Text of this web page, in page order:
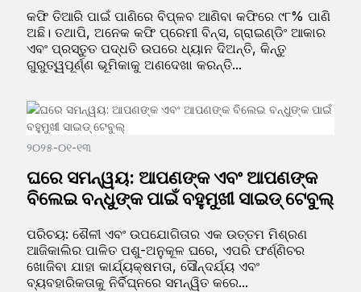
କଫି ତିଆରି ପାଇଁ ପାଣିରେ ବିପ୍ଳବ ଆଣିବା କଫିରେ ୯୮% ପାଣି
ଅଛି। ତଥାପି, ଅନେକ କଫି ପ୍ରେମୀ ବିନ୍ସ, ଗ୍ରାଇଣ୍ଡିଂ ଆକାର
ଏବଂ ପ୍ରସ୍ତୁତ ପଦ୍ଧତି ଉପରେ ଧ୍ୟାନ ଦିଅନ୍ତି, କିନ୍ତୁ
ଗୁରୁତ୍ୱପୂର୍ଣ୍ଣ ଭୂମିକାକୁ ଅଣଦେଖା କରନ୍ତି...
୨୦୨୫-୦୧-୧୩
ଘରେ ସମନ୍ୱୟ: ଆପଣଙ୍କ ଏବଂ ଆପଣଙ୍କ
ବିଲେଇ ବନ୍ଧୁଙ୍କ ପାଇଁ ବହୁମୁଖୀ ସାଇଡ୍ ଟେବୁଲ୍
ପରିଚୟ: ଶୈଳୀ ଏବଂ ଉପଯୋଗିତାର ଏକ ଉତ୍ତମ ମିଶ୍ରଣ
ଆଜିକାଲିର ପାଳିତ ପଶୁ-ଅନୁକୂଳ ଘରେ, ଏପରି ଫର୍ଣ୍ଣିଚର
ଖୋଜିବା ଯାହା କାର୍ଯ୍ୟକ୍ଷମତା, ସୌନ୍ଦର୍ଯ୍ୟ ଏବଂ
ବ୍ୟବହାରିକତାକୁ ନିର୍ବିଘ୍ନରେ ସମନ୍ୱିତ କରେ...